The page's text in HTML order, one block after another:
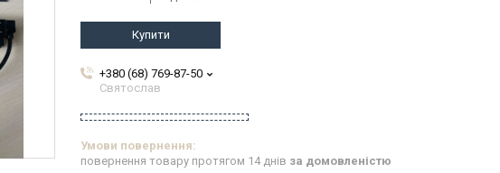
Купити
+380 (68) 769-87-50
Святослав
повернення товару протягом 14 днів за домовленістю